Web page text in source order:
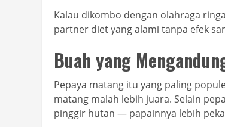
Kalau dikombo dengan olahraga
partner diet yang alami tanpa efek
Buah yang
Pepaya matang itu yang paling
matang malah lebih juara. Selain
pinggir hutan — papainnya lebih